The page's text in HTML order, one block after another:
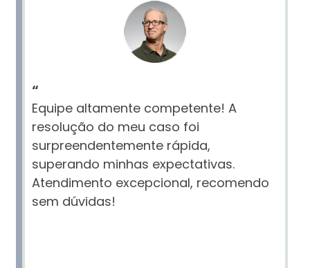
“
Equipe altamente competente! A
resolução do meu caso foi
surpreendentemente rápida,
superando minhas expectativas.
Atendimento excepcional, recomendo
sem dúvidas!